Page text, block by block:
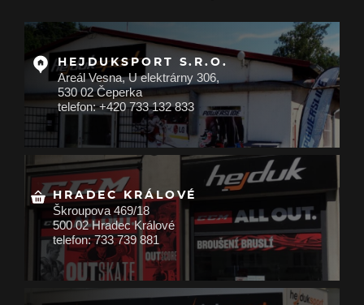
HEJDUKSPORT S.R.O.
Areál Vesna, U elektrárny 306,
530 02 Čeperka
telefon: +420 733 132 833
HRADEC KRÁLOVÉ
Škroupova 469/18
500 02 Hradec Králové
telefon: 733 739 881